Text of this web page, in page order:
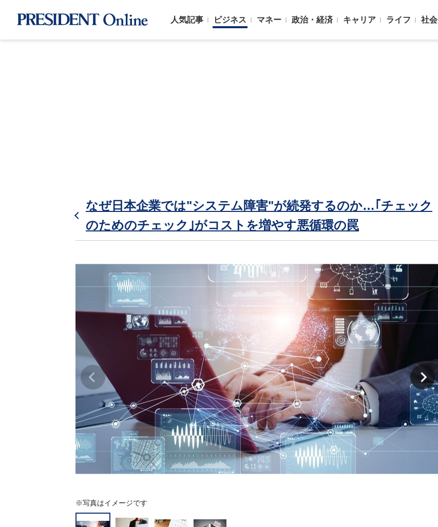
人気記事 ビジネス マネー 政治・経済 キャリア ライフ 社会
なぜ日本企業では"システム障害"が続発するのか…｢チェック
のためのチェック｣がコストを増やす悪循環の罠
※写真はイメージです